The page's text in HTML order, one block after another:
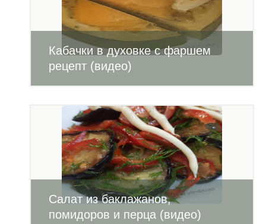
Кабачки в духовке с фаршем
рецепт (видео)
Салат из баклажанов,
помидоров и перца (видео)